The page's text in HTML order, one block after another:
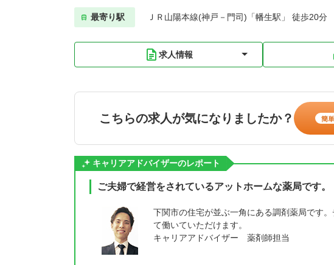
最寄り駅 ＪＲ山陽本線(神戸－門司)「幡生駅」 徒歩20分
求人情報
こちらの求人が気になりましたか？ 簡
キャリアアドバイザーのレポート
ご夫婦で経営をされているアットホームな薬局です。
下関市の住宅が並ぶ一角にある調剤薬局です
て働いていただけます。
キャリアアドバイザー 薬剤師担当